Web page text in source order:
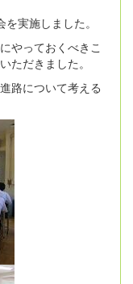
実施しました。
やっておくべきこ
ただきました。
路について考える